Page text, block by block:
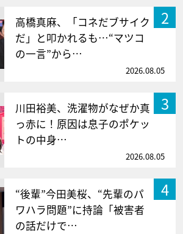
2
高橋真麻、「コネだブサイク
だ」と叩かれるも…“マツコ
の一言”から…
2026.08.05
3
川田裕美、洗濯物がなぜか真
っ赤に！原因は息子のポケッ
トの中身…
2026.08.05
4
“後輩”今田美桜、“先輩のパ
ワハラ問題”に持論「被害者
の話だけで…